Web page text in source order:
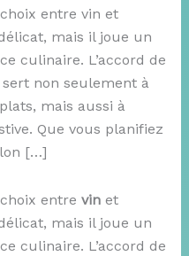
entre vin et
mais il joue un
culinaire. L’accord de
non seulement à
mais aussi à
Que vous planifiez
[…]
entre vinet
mais il joue un
culinaire. L’accord de